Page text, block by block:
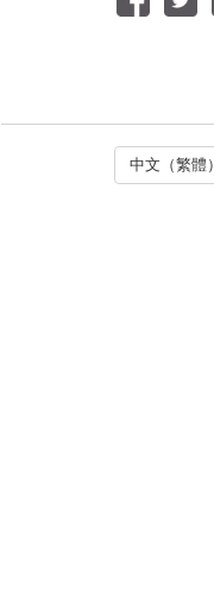
中文（繁體）